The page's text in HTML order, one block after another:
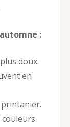
:
doux.
en